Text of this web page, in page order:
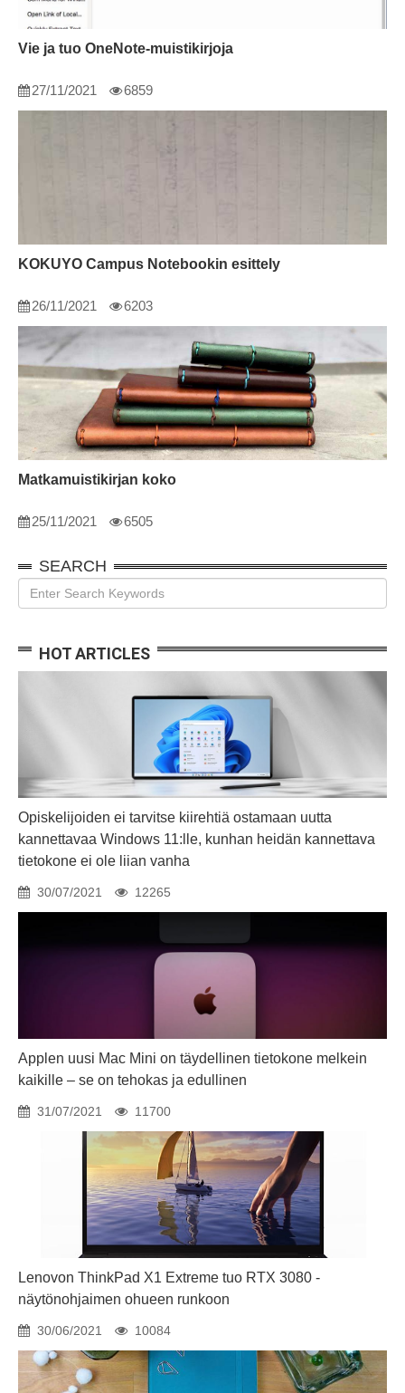
Vie ja tuo OneNote-muistikirjoja
27/11/2021 6859
KOKUYO Campus Notebookin esittely
26/11/2021 6203
Matkamuistikirjan koko
25/11/2021 6505
SEARCH
HOT ARTICLES
Opiskelijoiden ei tarvitse kiirehtiä ostamaan uutta
kannettavaa Windows 11:lle, kunhan heidän kannettava
tietokone ei ole liian vanha
30/07/2021 12265
Applen uusi Mac Mini on täydellinen tietokone melkein
kaikille – se on tehokas ja edullinen
31/07/2021 11700
Lenovon ThinkPad X1 Extreme tuo RTX 3080 -
näytönohjaimen ohueen runkoon
30/06/2021 10084